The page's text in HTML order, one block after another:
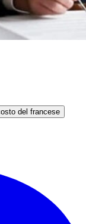
del francese